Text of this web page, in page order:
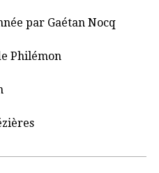
par Gaétan Nocq
Philémon